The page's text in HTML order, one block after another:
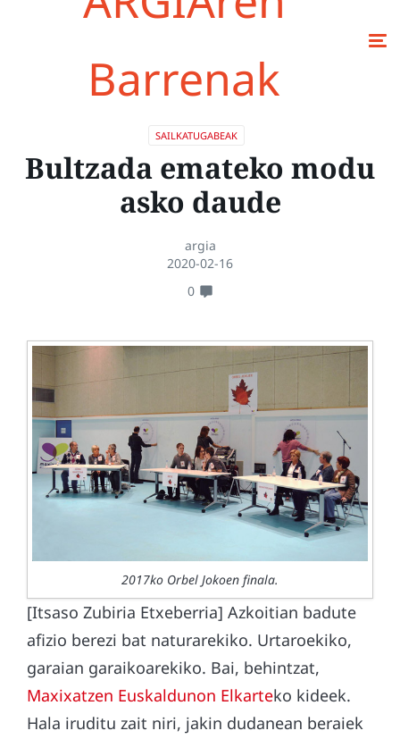
Barrenak
SAILKATUGABEAK
Bultzada emateko modu
asko daude
argia
2020-02-16
0
2017ko Orbel Jokoen finala.
[Itsaso Zubiria Etxeberria] Azkoitian badute
afizio berezi bat naturarekiko. Urtaroekiko,
garaian garaikoarekiko. Bai, behintzat,
Maxixatzen Euskaldunon Elkarteko kideek.
Hala iruditu zait niri, jakin dudanean beraiek